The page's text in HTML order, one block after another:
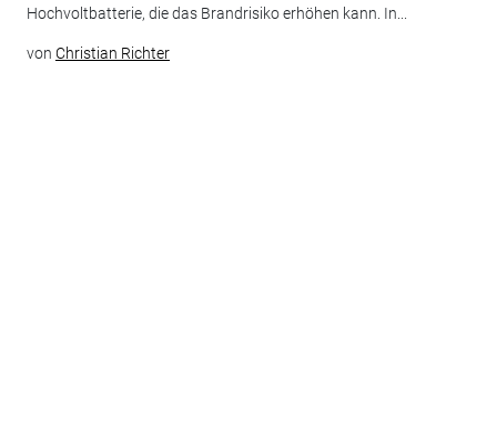
Hochvoltbatterie, die das Brandrisiko erhöhen kann. In...
von Christian Richter